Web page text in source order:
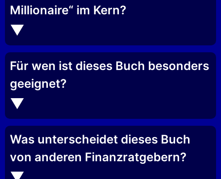
Millionaire“ im Kern?
Für wen ist dieses Buch besonders
geeignet?
Was unterscheidet dieses Buch
von anderen Finanzratgebern?